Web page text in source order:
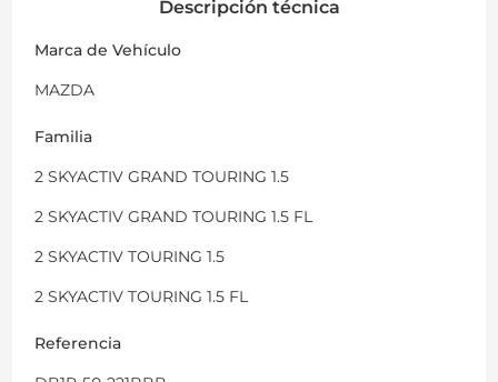
Descripción técnica
Marca de Vehículo
MAZDA
Familia
2 SKYACTIV GRAND TOURING 1.5
2 SKYACTIV GRAND TOURING 1.5 FL
2 SKYACTIV TOURING 1.5
2 SKYACTIV TOURING 1.5 FL
Referencia